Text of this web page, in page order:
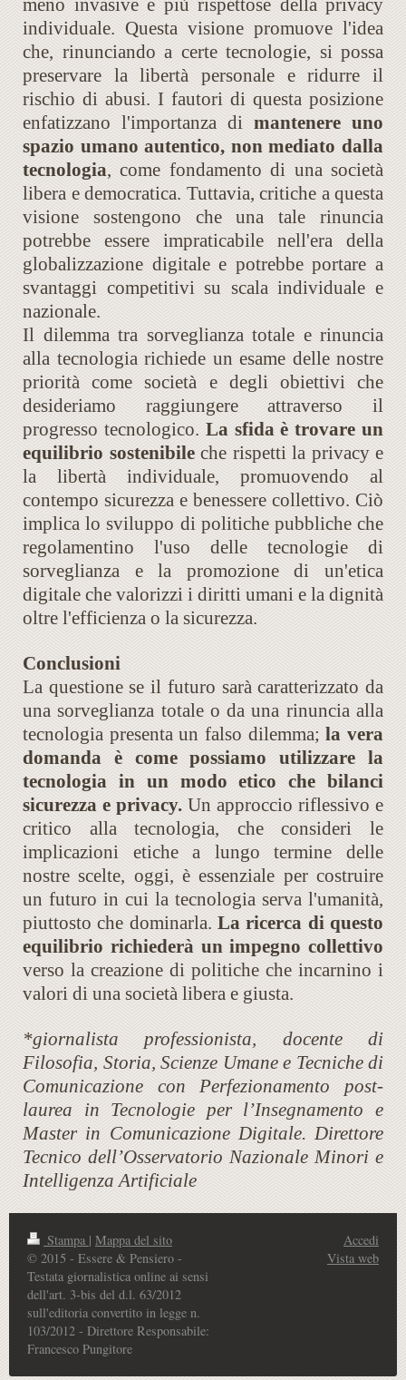
meno invasive e più rispettose della privacy
individuale. Questa visione promuove l'idea
che, rinunciando a certe tecnologie, si possa
preservare la libertà personale e ridurre il
rischio di abusi. I fautori di questa posizione
enfatizzano l'importanza di mantenere uno
spazio umano autentico, non mediato dalla
tecnologia, come fondamento di una società
libera e democratica. Tuttavia, critiche a questa
visione sostengono che una tale rinuncia
potrebbe essere impraticabile nell'era della
globalizzazione digitale e potrebbe portare a
svantaggi competitivi su scala individuale e
nazionale.
Il dilemma tra sorveglianza totale e rinuncia
alla tecnologia richiede un esame delle nostre
priorità come società e degli obiettivi che
desideriamo raggiungere attraverso il
progresso tecnologico. La sfida è trovare un
equilibrio sostenibileche rispetti la privacy e
la libertà individuale, promuovendo al
contempo sicurezza e benessere collettivo. Ciò
implica lo sviluppo di politiche pubbliche che
regolamentino l'uso delle tecnologie di
sorveglianza e la promozione di un'etica
digitale che valorizzi i diritti umani e la dignità
oltre l'efficienza o la sicurezza.
Conclusioni
La questione se il futuro sarà caratterizzato da
una sorveglianza totale o da una rinuncia alla
tecnologia presenta un falso dilemma;la vera
domanda è come possiamo utilizzare la
tecnologia in un modo etico che bilanci
sicurezza e privacy. Un approccio riflessivo e
critico alla tecnologia, che consideri le
implicazioni etiche a lungo termine delle
nostre scelte, oggi, è essenziale per costruire
un futuro in cui la tecnologia serva l'umanità,
piuttosto che dominarla. La ricerca di questo
equilibrio richiederà un impegno collettivo
verso la creazione di politiche che incarnino i
valori di una società libera e giusta.
*giornalista professionista, docente di
Filosofia, Storia, Scienze Umane e Tecniche di
Comunicazione con Perfezionamento post-
laurea in Tecnologie per l’Insegnamento e
Master in Comunicazione Digitale. Direttore
Tecnico dell’Osservatorio Nazionale Minori e
Intelligenza Artificiale
Stampa | Mappa del sito
© 2015 - Essere & Pensiero -
Testata giornalistica online ai sensi
dell'art. 3-bis del d.l. 63/2012
sull'editoria convertito in legge n.
103/2012 - Direttore Responsabile:
Francesco Pungitore
Accedi
Vista web